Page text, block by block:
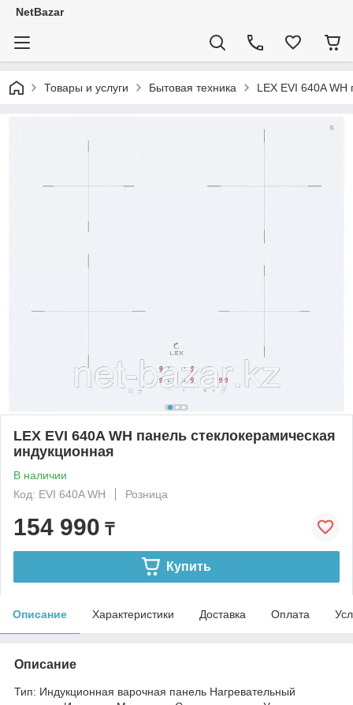
NetBazar
Товары и услуги Бытовая техника LEX EVI 640A WH
LEX EVI 640A WH панель стеклокерамическая
индукционная
В наличии
Код: EVI 640A WH
Розница
154 990 ₸
Купить
Описание Характеристики Доставка Оплата
Описание
Тип: Индукционная варочная панель Нагревательный